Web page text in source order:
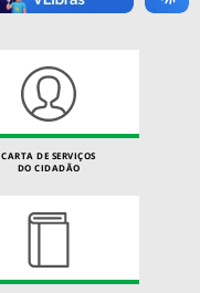
CARTA DE SERVIÇOS
DO CIDADÃO